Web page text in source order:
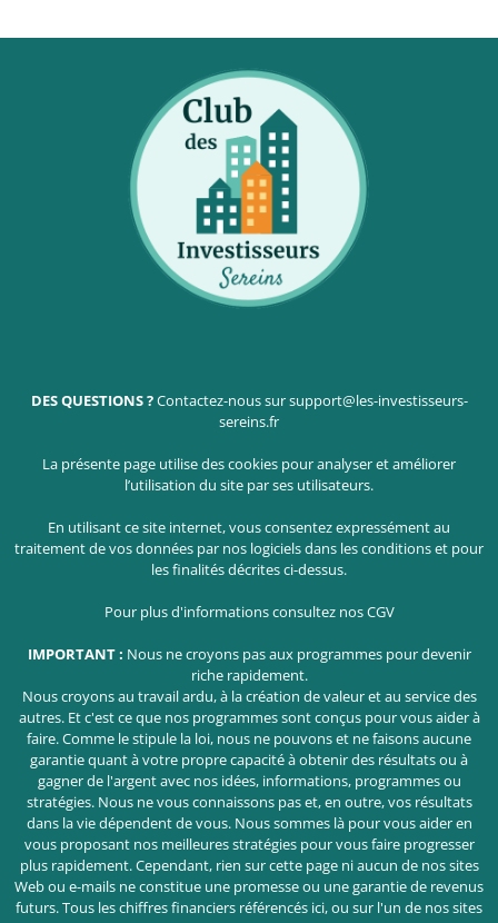
DES QUESTIONS ?Contactez-nous sur support@les-investisseurs-
sereins.fr
La présente page utilise des cookies pour analyser et améliorer
l’utilisation du site par ses utilisateurs.
En utilisant ce site internet, vous consentez expressément au
traitement de vos données par nos logiciels dans les conditions et pour
les finalités décrites ci-dessus.
Pour plus d'informations consultez nosCGV
IMPORTANT : Nous ne croyons pas aux programmes pour devenir
riche rapidement.
Nous croyons au travail ardu, à la création de valeur et au service des
autres. Et c'est ce que nos programmes sont conçus pour vous aider à
faire. Comme le stipule la loi, nous ne pouvons et ne faisons aucune
garantie quant à votre propre capacité à obtenir des résultats ou à
gagner de l'argent avec nos idées, informations, programmes ou
stratégies. Nous ne vous connaissons pas et, en outre, vos résultats
dans la vie dépendent de vous. Nous sommes là pour vous aider en
vous proposant nos meilleures stratégies pour vous faire progresser
plus rapidement. Cependant, rien sur cette page ni aucun de nos sites
Web ou e-mails ne constitue une promesse ou une garantie de revenus
futurs. Tous les chiffres financiers référencés ici, ou sur l'un de nos sites